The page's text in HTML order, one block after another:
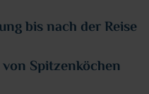
bis nach der Reise
Spitzenköchen